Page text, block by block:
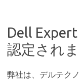
Dell
認定され
弊社は、デルテク